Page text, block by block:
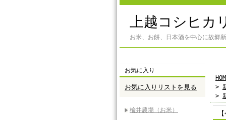
上越コシヒカ
お米、お餅、日本酒を中心に故郷
お気に入り
お気に入りリストを見る
楡井農場（お米）
>
>